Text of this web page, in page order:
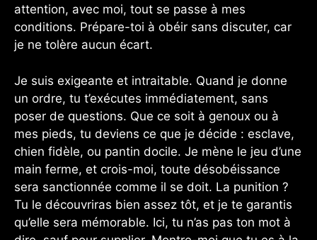
attention, avec moi, tout se passe à mes
conditions. Prépare-toi à obéir sans discuter, car
je ne tolère aucun écart.
Je suis exigeante et intraitable. Quand je donne
un ordre, tu t’exécutes immédiatement, sans
poser de questions. Que ce soit à genoux ou à
mes pieds, tu deviens ce que je décide : esclave,
chien fidèle, ou pantin docile. Je mène le jeu d’une
main ferme, et crois-moi, toute désobéissance
sera sanctionnée comme il se doit. La punition ?
Tu le découvriras bien assez tôt, et je te garantis
qu’elle sera mémorable. Ici, tu n’as pas ton mot à